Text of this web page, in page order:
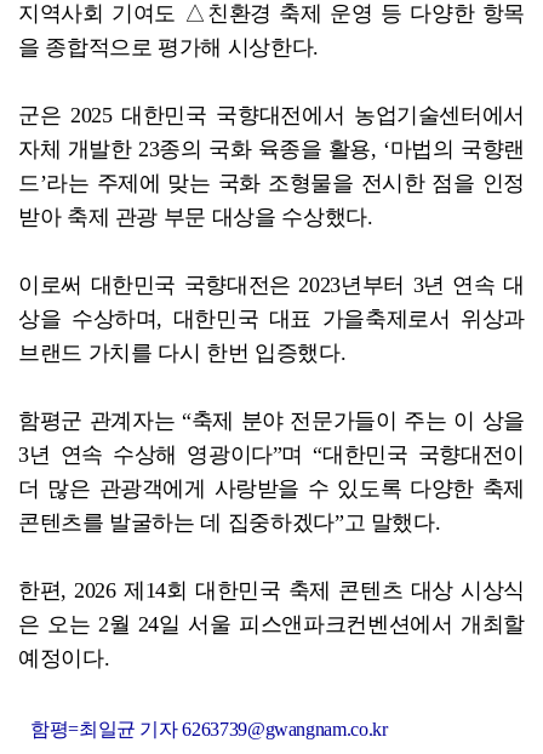
지역사회 기여도 △친환경 축제 운영 등 다양한 항목
을 종합적으로 평가해 시상한다.
군은 2025 대한민국 국향대전에서 농업기술센터에서
자체 개발한 23종의 국화 육종을 활용, ‘마법의 국향랜
드’라는 주제에 맞는 국화 조형물을 전시한 점을 인정
받아 축제 관광 부문 대상을 수상했다.
이로써 대한민국 국향대전은 2023년부터 3년 연속 대
상을 수상하며, 대한민국 대표 가을축제로서 위상과
브랜드 가치를 다시 한번 입증했다.
함평군 관계자는 “축제 분야 전문가들이 주는 이 상을
3년 연속 수상해 영광이다”며 “대한민국 국향대전이
더 많은 관광객에게 사랑받을 수 있도록 다양한 축제
콘텐츠를 발굴하는 데 집중하겠다”고 말했다.
한편, 2026 제14회 대한민국 축제 콘텐츠 대상 시상식
은 오는 2월 24일 서울 피스앤파크컨벤션에서 개최할
예정이다.
함평=최일균 기자 6263739@gwangnam.co.kr